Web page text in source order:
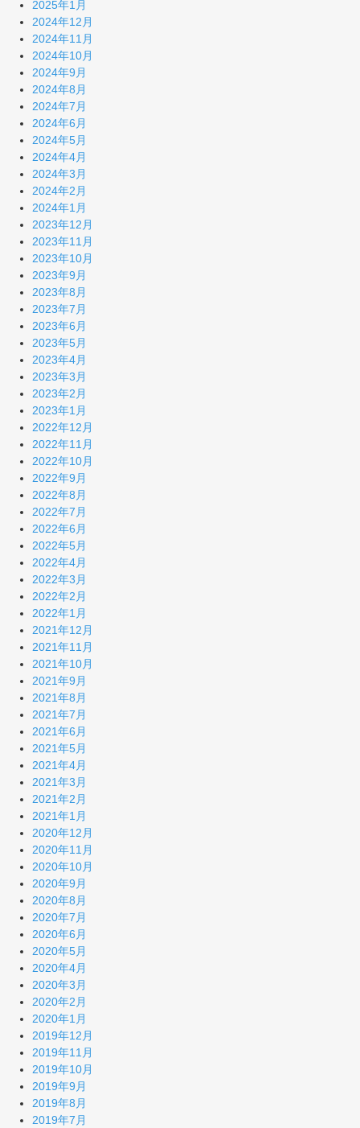
2025年1月
2024年12月
2024年11月
2024年10月
2024年9月
2024年8月
2024年7月
2024年6月
2024年5月
2024年4月
2024年3月
2024年2月
2024年1月
2023年12月
2023年11月
2023年10月
2023年9月
2023年8月
2023年7月
2023年6月
2023年5月
2023年4月
2023年3月
2023年2月
2023年1月
2022年12月
2022年11月
2022年10月
2022年9月
2022年8月
2022年7月
2022年6月
2022年5月
2022年4月
2022年3月
2022年2月
2022年1月
2021年12月
2021年11月
2021年10月
2021年9月
2021年8月
2021年7月
2021年6月
2021年5月
2021年4月
2021年3月
2021年2月
2021年1月
2020年12月
2020年11月
2020年10月
2020年9月
2020年8月
2020年7月
2020年6月
2020年5月
2020年4月
2020年3月
2020年2月
2020年1月
2019年12月
2019年11月
2019年10月
2019年9月
2019年8月
2019年7月